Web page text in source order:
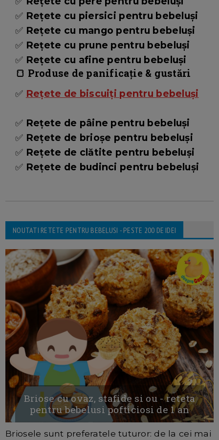
✅ Rețete cu piersici pentru bebeluși
✅ Rețete cu mango pentru bebeluși
✅ Rețete cu prune pentru bebeluși
✅ Rețete cu afine pentru bebeluși
🍞 Produse de panificație & gustări
✅ Rețete de biscuiți pentru bebeluși
✅ Rețete de pâine pentru bebeluși
✅ Rețete de brioșe pentru bebeluși
✅ Rețete de clătite pentru bebeluși
✅ Rețete de budinci pentru bebeluși
NOUTATI RETETE PENTRU BEBELUSI - PESTE 200 DE IDEI
Briose cu ovaz, stafide si ou - reteta
pentru bebelusi pofticiosi de 1 an
Briosele sunt preferatele tuturor: de la cei mai